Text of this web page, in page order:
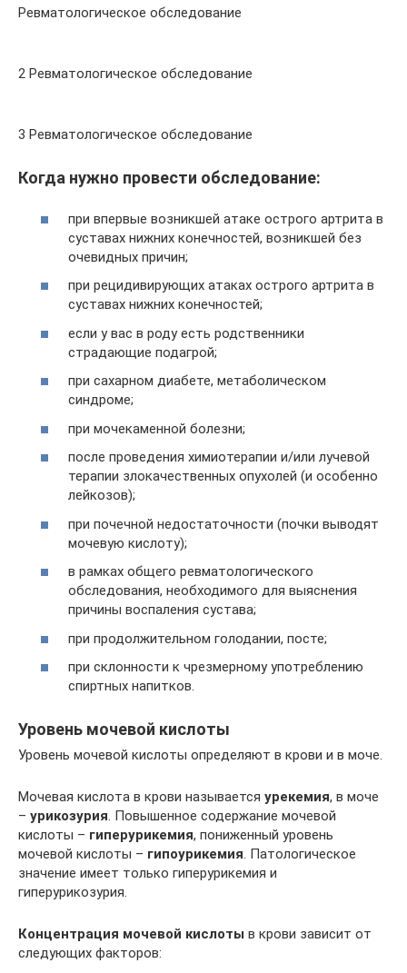
Ревматологическое обследование
2 Ревматологическое обследование
3 Ревматологическое обследование
Когда нужно провести обследование:
при впервые возникшей атаке острого артрита в
суставах нижних конечностей, возникшей без
очевидных причин;
при рецидивирующих атаках острого артрита в
суставах нижних конечностей;
если у вас в роду есть родственники
страдающие подагрой;
при сахарном диабете, метаболическом
синдроме;
при мочекаменной болезни;
после проведения химиотерапии и/или лучевой
терапии злокачественных опухолей (и особенно
лейкозов);
при почечной недостаточности (почки выводят
мочевую кислоту);
в рамках общего ревматологического
обследования, необходимого для выяснения
причины воспаления сустава;
при продолжительном голодании, посте;
при склонности к чрезмерному употреблению
спиртных напитков.
Уровень мочевой кислоты
Уровень мочевой кислоты определяют в крови и в моче.
Мочевая кислота в крови называется урекемия, в моче
– урикозурия. Повышенное содержание мочевой
кислоты – гиперурикемия, пониженный уровень
мочевой кислоты – гипоурикемия. Патологическое
значение имеет только гиперурикемия и
гиперурикозурия.
Концентрация мочевой кислоты в крови зависит от
следующих факторов: